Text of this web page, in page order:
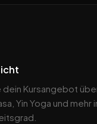
dein Kursangebot
Yin Yoga und mehr